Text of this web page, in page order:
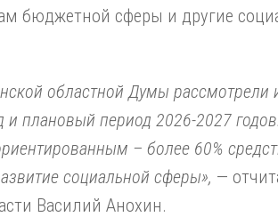
бюджетной сферы и другие
областной Думы рассмотрели
и плановый период 2026-2027
– более 60%
социальной сферы», —
Василий Анохин.